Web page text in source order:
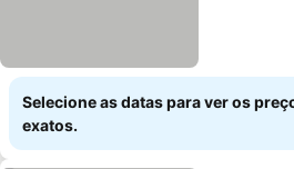
Selecione as datas para ver os
exatos.